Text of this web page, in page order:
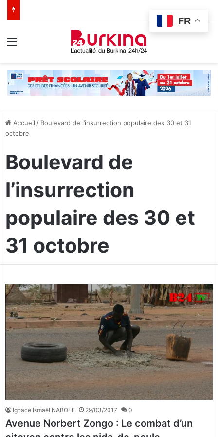
Accueil / Boulevard de l’insurrection populaire des 30 et 31
octobre
Boulevard de
l’insurrection
populaire des 30 et
31 octobre
Ignace Ismaël NABOLE 29/03/2017 0
Avenue Norbert Zongo : Le combat d’un
FR